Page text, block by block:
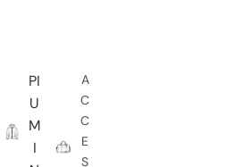
PI
U
M
I
A
C
C
E
S